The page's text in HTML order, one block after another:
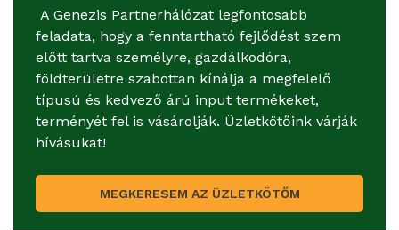
A Genezis Partnerhálózat legfontosabb
feladata, hogy a fenntartható fejlődést szem
előtt tartva személyre, gazdálkodóra,
földterületre szabottan kínálja a megfelelő
típusú és kedvező árú input termékeket,
terményét fel is vásárolják. Üzletkötőink várják
hívásukat!
MEGKERESEM AZ ÜZLETKÖTŐM